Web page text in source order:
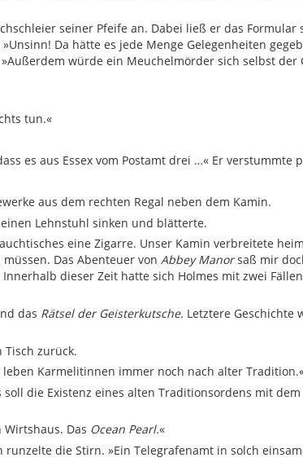
seiner Pfeife an. Dabei ließ er das Formular
Da hätte es jede Menge Gelegenheiten
würde ein Meuchelmörder sich selbst der
tun.«
es aus Essex vom Postamt drei …« Er verstummte
aus dem rechten Regal neben dem Kamin.
Lehnstuhl sinken und blätterte.
eine Zigarre. Unser Kamin verbreitete
Das Abenteuer von Abbey Manorsaß mir
dieser Zeit hatte sich Holmes mit zwei
das Rätsel der Geisterkutsche. Letztere Geschichte
Tisch zurück.
Karmelitinnen immer noch nach alter
die Existenz eines alten Traditionsordens mit
Das Ocean Pearl.«
die Stirn. »Ein Telegrafenamt in solch